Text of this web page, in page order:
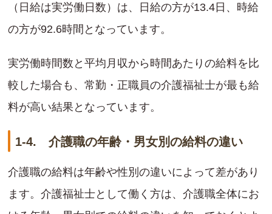
（日給は実労働日数）は、日給の方が13.4日、時給
の方が92.6時間となっています。
実労働時間数と平均月収から時間あたりの給料を比
較した場合も、常勤・正職員の介護福祉士が最も給
料が高い結果となっています。
1-4. 介護職の年齢・男女別の給料の違い
介護職の給料は年齢や性別の違いによって差があり
ます。介護福祉士として働く方は、介護職全体にお